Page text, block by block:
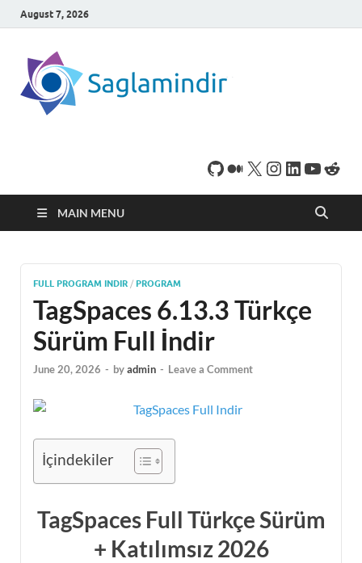
August 7, 2026
indirebileceğiniz sade
bir indirme sitesidir.
MAIN MENU
FULL PROGRAM INDIR / PROGRAM
TagSpaces 6.13.3 Türkçe
Sürüm Full İndir
June 20, 2026 - byadmin - Leave a Comment
İçindekiler
TagSpaces Full Türkçe Sürüm
+ Katılımsız 2026